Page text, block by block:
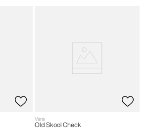
Vans
Old Skool Check